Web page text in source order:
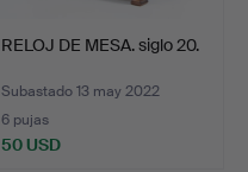
RELOJ DE MESA. siglo 20.
Subastado 13 may 2022
6 pujas
50 USD